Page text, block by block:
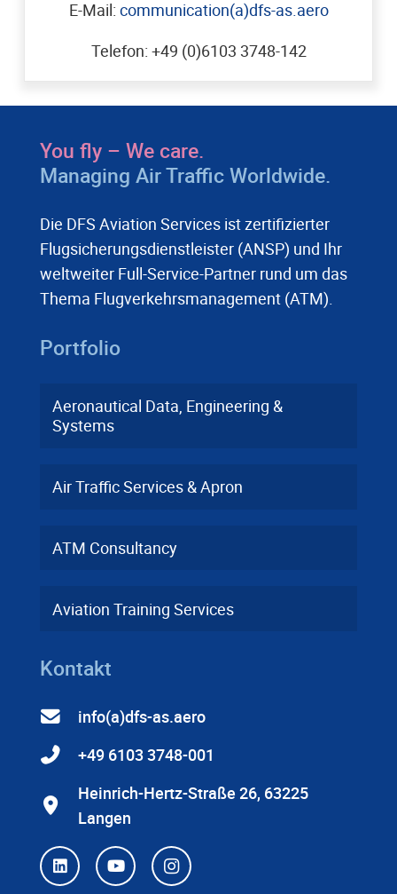
E-Mail: communication(a)dfs-as.aero
Telefon: +49 (0)6103 3748-142
You fly – We care.
Managing Air Traffic Worldwide.
Die DFS Aviation Services ist zertifizierter
Flugsicherungsdienstleister (ANSP) und Ihr
weltweiter Full-Service-Partner rund um das
Thema Flugverkehrsmanagement (ATM).
Portfolio
Aeronautical Data, Engineering &
Systems
Air Traffic Services & Apron
ATM Consultancy
Aviation Training Services
Kontakt
info(a)dfs-as.aero
+49 6103 3748-001
Heinrich-Hertz-Straße 26, 63225
Langen